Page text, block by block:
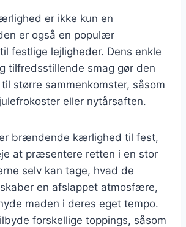
er ikke kun en
er også en populær
festlige lejligheder. Dens enkle
tilfredsstillende smag gør den
større sammenkomster, såsom
eller nytårsaften.
brændende kærlighed til fest,
at præsentere retten i en stor
selv kan tage, hvad de
en afslappet atmosfære,
maden i deres eget tempo.
forskellige toppings, såsom